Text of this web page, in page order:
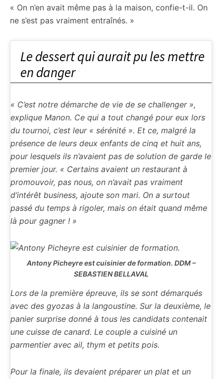
« On n’en avait même pas à la maison, confie-t-il. On
ne s’est pas vraiment entraînés. »
Le dessert qui aurait pu les mettre
en danger
« C’est notre démarche de vie de se challenger »,
explique Manon. Ce qui a tout changé pour eux lors
du tournoi, c’est leur « sérénité ». Et ce, malgré la
présence de leurs deux enfants de cinq et huit ans,
pour lesquels ils n’avaient pas de solution de garde le
premier jour. « Certains avaient un restaurant à
promouvoir, pas nous, on n’avait pas vraiment
d’intérêt business, ajoute son mari. On a surtout
passé du temps à rigoler, mais on était quand même
là pour gagner ! »
Antony Picheyre est cuisinier de formation. DDM –
SEBASTIEN BELLAVAL
Lors de la première épreuve, ils se sont démarqués
avec des gyozas à la langoustine. Sur la deuxième, le
panier surprise donné à tous les candidats contenait
une cuisse de canard. Le couple a cuisiné un
parmentier avec ail, thym et petits pois.
Pour la finale, ils devaient préparer un plat et un